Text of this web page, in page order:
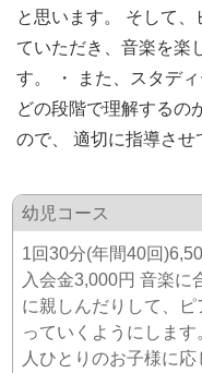
と思います。 そして
ていただき、音楽を楽
す。 ・ また、スタデ
どの段階で理解するの
ので、 適切に指導させ
幼児コース
1回30分(年間40回
入会金3,000円 音楽に
に親しんだりして、
っていくようにしま
人ひとりのお子様に